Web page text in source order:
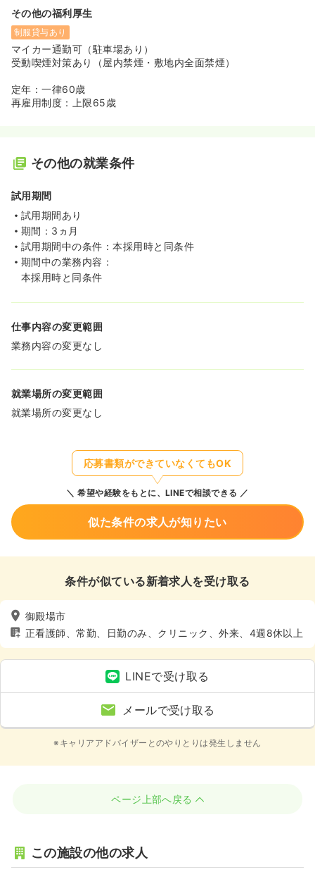
その他の福利厚生
制服貸与あり
マイカー通勤可（駐車場あり）
受動喫煙対策あり（屋内禁煙・敷地内全面禁煙）
定年：一律60歳
再雇用制度：上限65歳
その他の就業条件
試用期間
試用期間あり
期間：3ヵ月
試用期間中の条件：本採用時と同条件
期間中の業務内容：
本採用時と同条件
仕事内容の変更範囲
業務内容の変更なし
就業場所の変更範囲
就業場所の変更なし
応募書類ができていなくてもOK
希望や経験をもとに、LINEで相談できる
似た条件の求人が知りたい
条件が似ている新着求人を受け取る
御殿場市
正看護師、常勤、日勤のみ、クリニック、外来、4週8休以上
LINEで受け取る
メールで受け取る
※キャリアアドバイザーとのやりとりは発生しません
ページ上部へ戻る
この施設の他の求人